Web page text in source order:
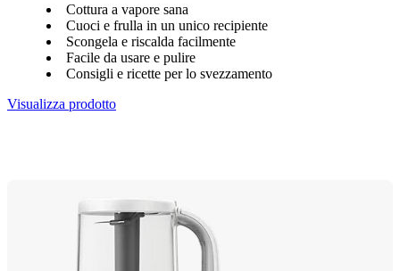
Cottura a vapore sana
Cuoci e frulla in un unico recipiente
Scongela e riscalda facilmente
Facile da usare e pulire
Consigli e ricette per lo svezzamento
Visualizza prodotto